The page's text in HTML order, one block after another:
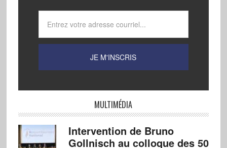
MULTIMÉDIA
Intervention de Bruno
Gollnisch au colloque des 50